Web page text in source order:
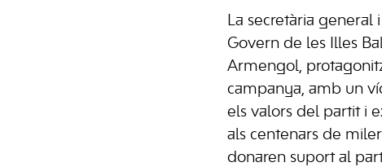
La secretària general
Govern de les Illes
Armengol,
campanya, amb un
els valors del partit i
als centenars de
donaren suport al